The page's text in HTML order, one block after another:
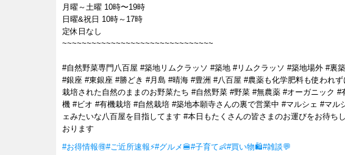
月曜～土曜 10時〜19時
日曜&祝日 10時～17時
定休日なし
~~~~~~~~~~~~~~~~~~~~~~~~~~~~~~~
#自然野菜専門八百屋 #築地リムクラッソ #築地 #リムクラッソ #築地場外 #裏
#銀座 #東銀座 #勝どき #月島 #晴海 #豊洲 #八百屋 #農薬も化学肥料も使われず
栽培された自然のままのお野菜たち #自然野菜 #野菜 #無農薬 #オーガニック #
機 #ビオ #有機栽培 #自然栽培 #築地本願寺さんの裏で営業中 #マルシェ #マル
ェみたいな八百屋を目指してます #本日もたくさんの皆さまのお運びをお待ち
おります
#お得情報🉐#ご近所速報⚡#グルメ🍔#子育て👶#買い物🛍#雑談💬